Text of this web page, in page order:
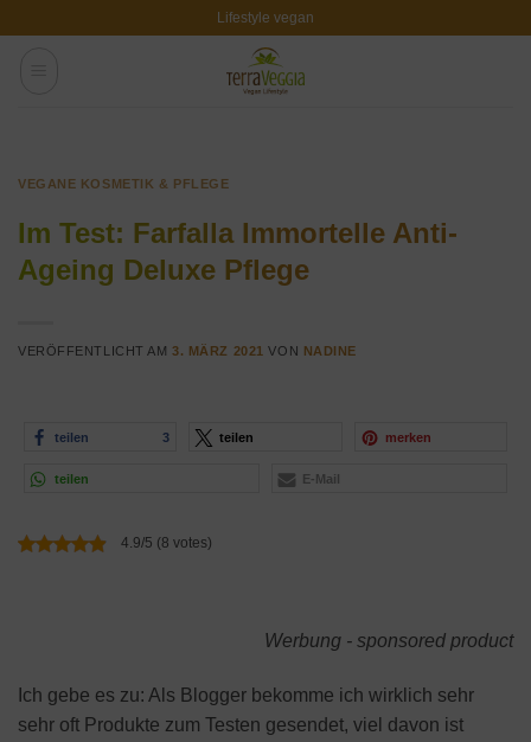
Lifestyle vegan
VEGANE KOSMETIK & PFLEGE
Im Test: Farfalla Immortelle Anti-
Ageing Deluxe Pflege
VERÖFFENTLICHT AM3. MÄRZ 2021 VON NADINE
teilen 3 teilen merken
teilen E-Mail
4.9/5 (8 votes)
Werbung - sponsored product
Ich gebe es zu: Als Blogger bekomme ich wirklich sehr
sehr oft Produkte zum Testen gesendet, viel davon ist